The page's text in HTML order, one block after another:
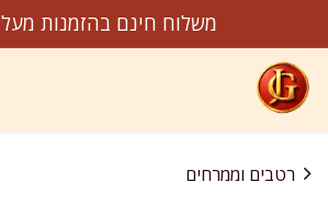
משלוח חינם בהזמנות מעל 299₪
רטבים וממרחים